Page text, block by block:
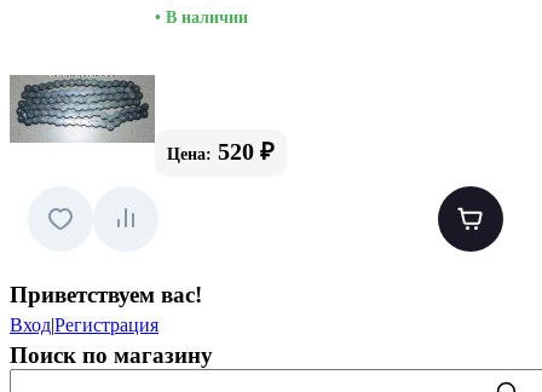
• В наличии
Цена: 520 ₽
Приветствуем вас!
Вход|Регистрация
Поиск по магазину